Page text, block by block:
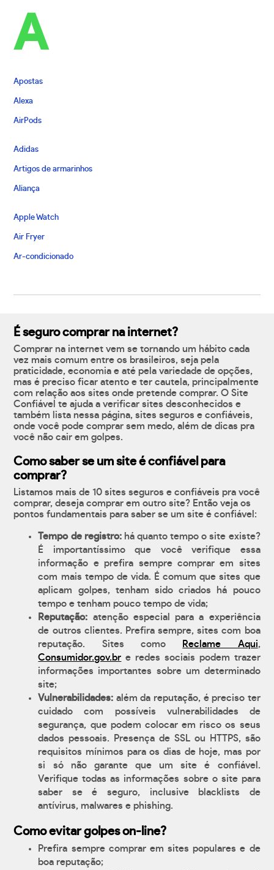
A
Apostas
Alexa
AirPods
Adidas
Artigos de armarinhos
Aliança
Apple Watch
Air Fryer
Ar-condicionado
É seguro comprar na internet?
Comprar na internet vem se tornando um hábito cada
vez mais comum entre os brasileiros, seja pela
praticidade, economia e até pela variedade de opções,
mas é preciso ficar atento e ter cautela, principalmente
com relação aos sites onde pretende comprar. O Site
Confiável te ajuda a verificar sites desconhecidos e
também lista nessa página, sites seguros e confiáveis,
onde você pode comprar sem medo, além de dicas pra
você não cair em golpes.
Como saber se um site é confiável para
comprar?
Listamos mais de 10 sites seguros e confiáveis pra você
comprar, deseja comprar em outro site? Então veja os
pontos fundamentais para saber se um site é confiável:
Tempo de registro:há quanto tempo o site existe?
É importantíssimo que você verifique essa
informação e prefira sempre comprar em sites
com mais tempo de vida. É comum que sites que
aplicam golpes, tenham sido criados há pouco
tempo e tenham pouco tempo de vida;
Reputação: atenção especial para a experiência
de outros clientes. Prefira sempre, sites com boa
reputação. Sites como
Reclame Aqui,
Consumidor.gov.br e redes sociais podem trazer
informações importantes sobre um determinado
site;
Vulnerabilidades: além da reputação, é preciso ter
cuidado com possíveis vulnerabilidades de
segurança, que podem colocar em risco os seus
dados pessoais. Presença de SSL ou HTTPS, são
requisitos mínimos para os dias de hoje, mas por
si só não garante que um site é confiável.
Verifique todas as informações sobre o site para
saber se é seguro, inclusive blacklists de
antívirus, malwares e phishing.
Como evitar golpes on-line?
Prefira sempre comprar em sites populares e de
boa reputação;